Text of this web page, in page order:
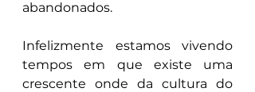
abandonados.
Infelizmente estamos vivendo
tempos em que existe uma
crescente onde da cultura do